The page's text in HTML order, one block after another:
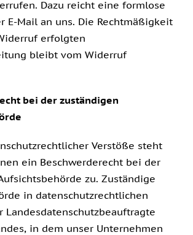
Dazu reicht eine formlose
E-Mail an uns. Die Rechtmäßigkeit
erfolgten
bleibt vom Widerruf
bei der zuständigen
Verstöße steht
ein Beschwerderecht bei der
zu. Zuständige
in datenschutzrechtlichen
Landesdatenschutzbeauftragte
in dem unser Unternehmen